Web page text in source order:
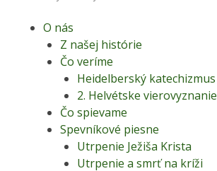
Menu
Preskoč na obsah
O nás
Z našej histórie
Čo veríme
Heidelberský katechizmus
2. Helvétske vierovyznanie
Čo spievame
Spevníkové piesne
Utrpenie Ježiša Krista
Utrpenie a smrť na kríži